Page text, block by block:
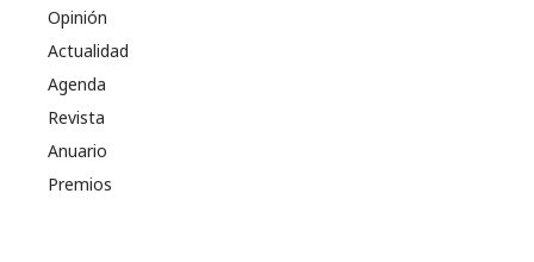
Opinión
Actualidad
Agenda
Revista
Anuario
Premios